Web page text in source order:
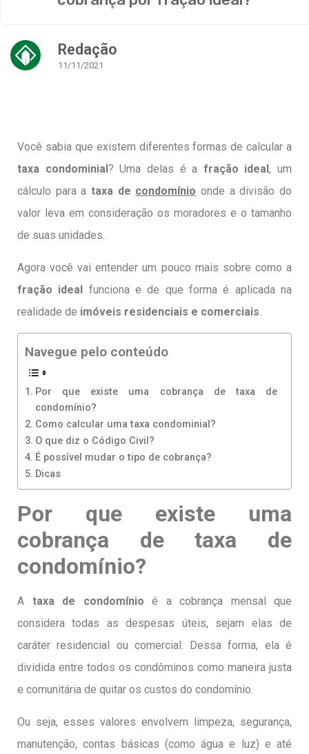
Redação
11/11/2021
Você sabia que existem diferentes formas de calcular a
taxa condominial ? Uma delas é a fração ideal, um
cálculo para a taxa de condomínio onde a divisão do
valor leva em consideração os moradores e o tamanho
de suas unidades.
Agora você vai entender um pouco mais sobre como a
fração ideal funciona e de que forma é aplicada na
realidade de imóveis residenciais e comerciais.
Navegue pelo conteúdo
Por que existe uma cobrança de taxa de
condomínio?
Como calcular uma taxa condominial?
O que diz o Código Civil?
É possível mudar o tipo de cobrança?
Dicas
Por que existe uma
cobrança de taxa de
condomínio?
A taxa de condomínio é a cobrança mensal que
considera todas as despesas úteis, sejam elas de
caráter residencial ou comercial. Dessa forma, ela é
dividida entre todos os condôminos como maneira justa
e comunitária de quitar os custos do condomínio.
Ou seja, esses valores envolvem limpeza, segurança,
manutenção, contas básicas (como água e luz) e até